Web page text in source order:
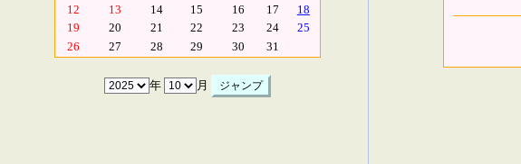
12
13 14 15 16 17
18
19
20 21 22 23 24
25
26
27 28 29 30 31
年 月